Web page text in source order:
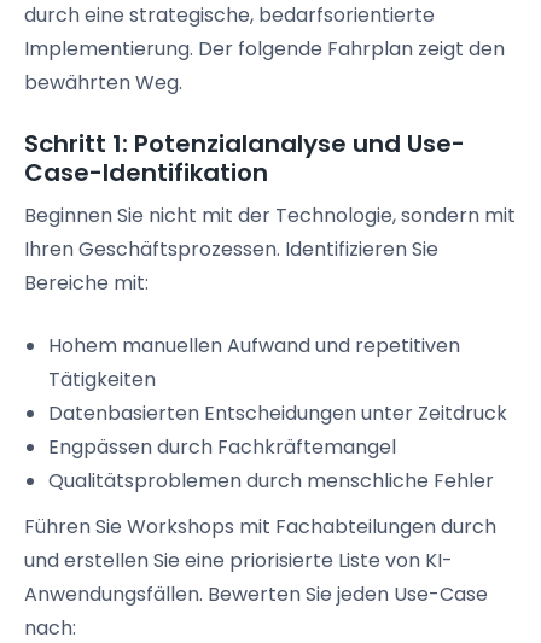
durch eine strategische, bedarfsorientierte
Implementierung. Der folgende Fahrplan zeigt den
bewährten Weg.
Schritt 1: Potenzialanalyse und Use-
Case-Identifikation
Beginnen Sie nicht mit der Technologie, sondern mit
Ihren Geschäftsprozessen. Identifizieren Sie
Bereiche mit:
Hohem manuellen Aufwand und repetitiven
Tätigkeiten
Datenbasierten Entscheidungen unter Zeitdruck
Engpässen durch Fachkräftemangel
Qualitätsproblemen durch menschliche Fehler
Führen Sie Workshops mit Fachabteilungen durch
und erstellen Sie eine priorisierte Liste von KI-
Anwendungsfällen. Bewerten Sie jeden Use-Case
nach: